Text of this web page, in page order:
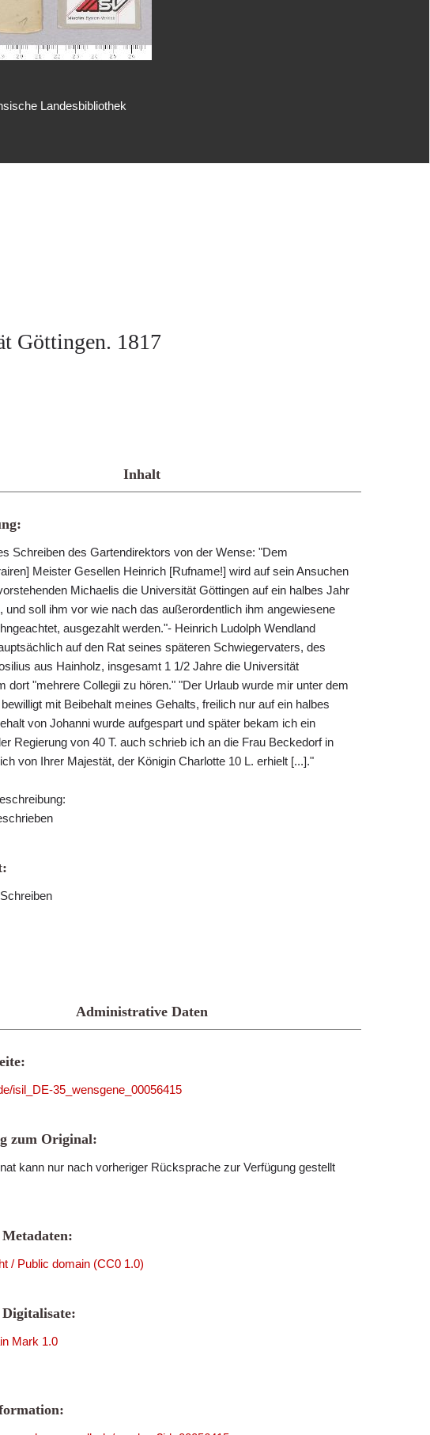
Landesbibliothek
Göttingen. 1817
Inhalt
Schreiben des Gartendirektors von der Wense: "Dem
Meister Gesellen Heinrich [Rufname!] wird auf sein Ansuchen
Michaelis die Universität Göttingen auf ein halbes Jahr
und soll ihm vor wie nach das außerordentlich ihm angewiesene
ausgezahlt werden."- Heinrich Ludolph Wendland
auf den Rat seines späteren Schwiegervaters, des
aus Hainholz, insgesamt 1 1/2 Jahre die Universität
dort "mehrere Collegii zu hören." "Der Urlaub wurde mir unter dem
mit Beibehalt meines Gehalts, freilich nur auf ein halbes
von Johanni wurde aufgespart und später bekam ich ein
Regierung von 40 T. auch schrieb ich an die Frau Beckedorf in
von Ihrer Majestät, der Königin Charlotte 10 L. erhielt [...]."
Administrative Daten
isil_DE-35_wensgene_00056415
zum Original:
kann nur nach vorheriger Rücksprache zur Verfügung gestellt
/ Public domain (CC0 1.0)
Mark 1.0